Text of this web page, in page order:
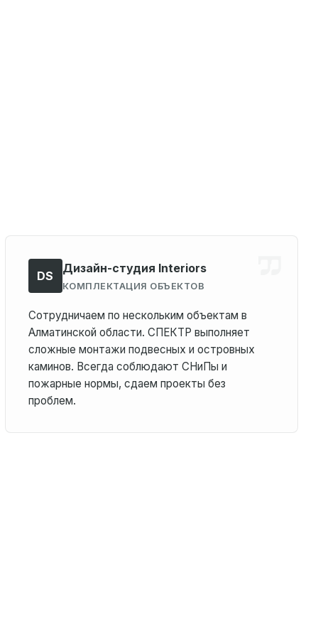
DS
Дизайн-студия Interiors
КОМПЛЕКТАЦИЯ ОБЪЕКТОВ
Сотрудничаем по нескольким объектам в
Алматинской области. СПЕКТР выполняет
сложные монтажи подвесных и островных
каминов. Всегда соблюдают СНиПы и
пожарные нормы, сдаем проекты без
проблем.